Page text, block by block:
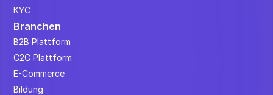
KYC
Branchen
B2B Plattform
C2C Plattform
E-Commerce
Bildung